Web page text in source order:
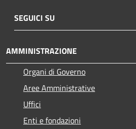
SEGUICI SU
AMMINISTRAZIONE
Organi di Governo
Aree Amministrative
Uffici
Enti e fondazioni